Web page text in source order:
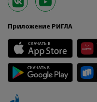
Приложение РИГЛА